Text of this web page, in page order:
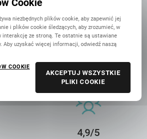
90 mln+
wydrukowanych zdjęć
4,9/5
Cookie
niezbędnych plików cookie, aby zapewnić jej
i plików cookie śledzących, aby zrozumieć, w
interakcję ze stroną. Te ostatnie są ustawiane
Aby uzyskać więcej informacji, odwiedź naszą
COOKIE
AKCEPTUJ WSZYSTKIE
PLIKI COOKIE